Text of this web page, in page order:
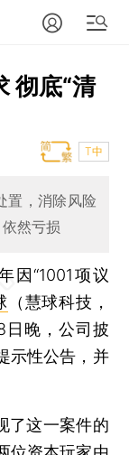
彻底“清
T中
置，消除风险
然亏损
因“1001项议
（慧球科技，
日晚，公司披
示性公告，并
这一案件的